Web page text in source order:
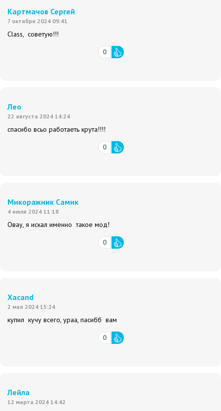
Картмачов Сергей
7 октября 2024 09:41
Class, советую!!!
0
Лео
22 августа 2024 14:24
спасибо всьо работаеть крута!!!!
0
Микоражник Самик
4 июля 2024 11:18
Овау, я искал именно такое мод!
0
Xacand
2 мая 2024 15:24
купил кучу всего, ураа, пасибб вам
0
Лейла
12 марта 2024 14:42